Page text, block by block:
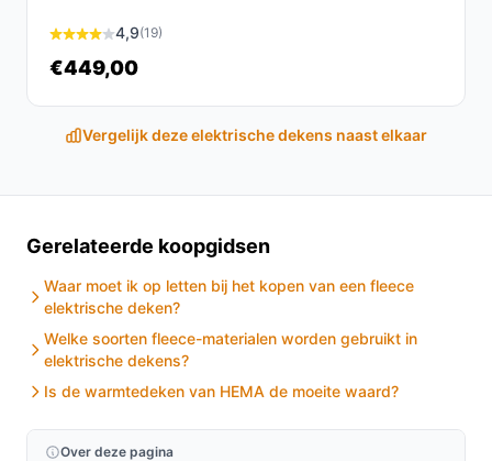
4,9(19)
€449,00
Vergelijk deze elektrische dekens naast elkaar
Gerelateerde koopgidsen
Waar moet ik op letten bij het kopen van een fleece
elektrische deken?
Welke soorten fleece-materialen worden gebruikt in
elektrische dekens?
Is de warmtedeken van HEMA de moeite waard?
Over deze pagina